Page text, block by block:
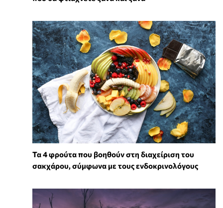
Τα 4 φρούτα που βοηθούν στη διαχείριση του
σακχάρου, σύμφωνα με τους ενδοκρινολόγους